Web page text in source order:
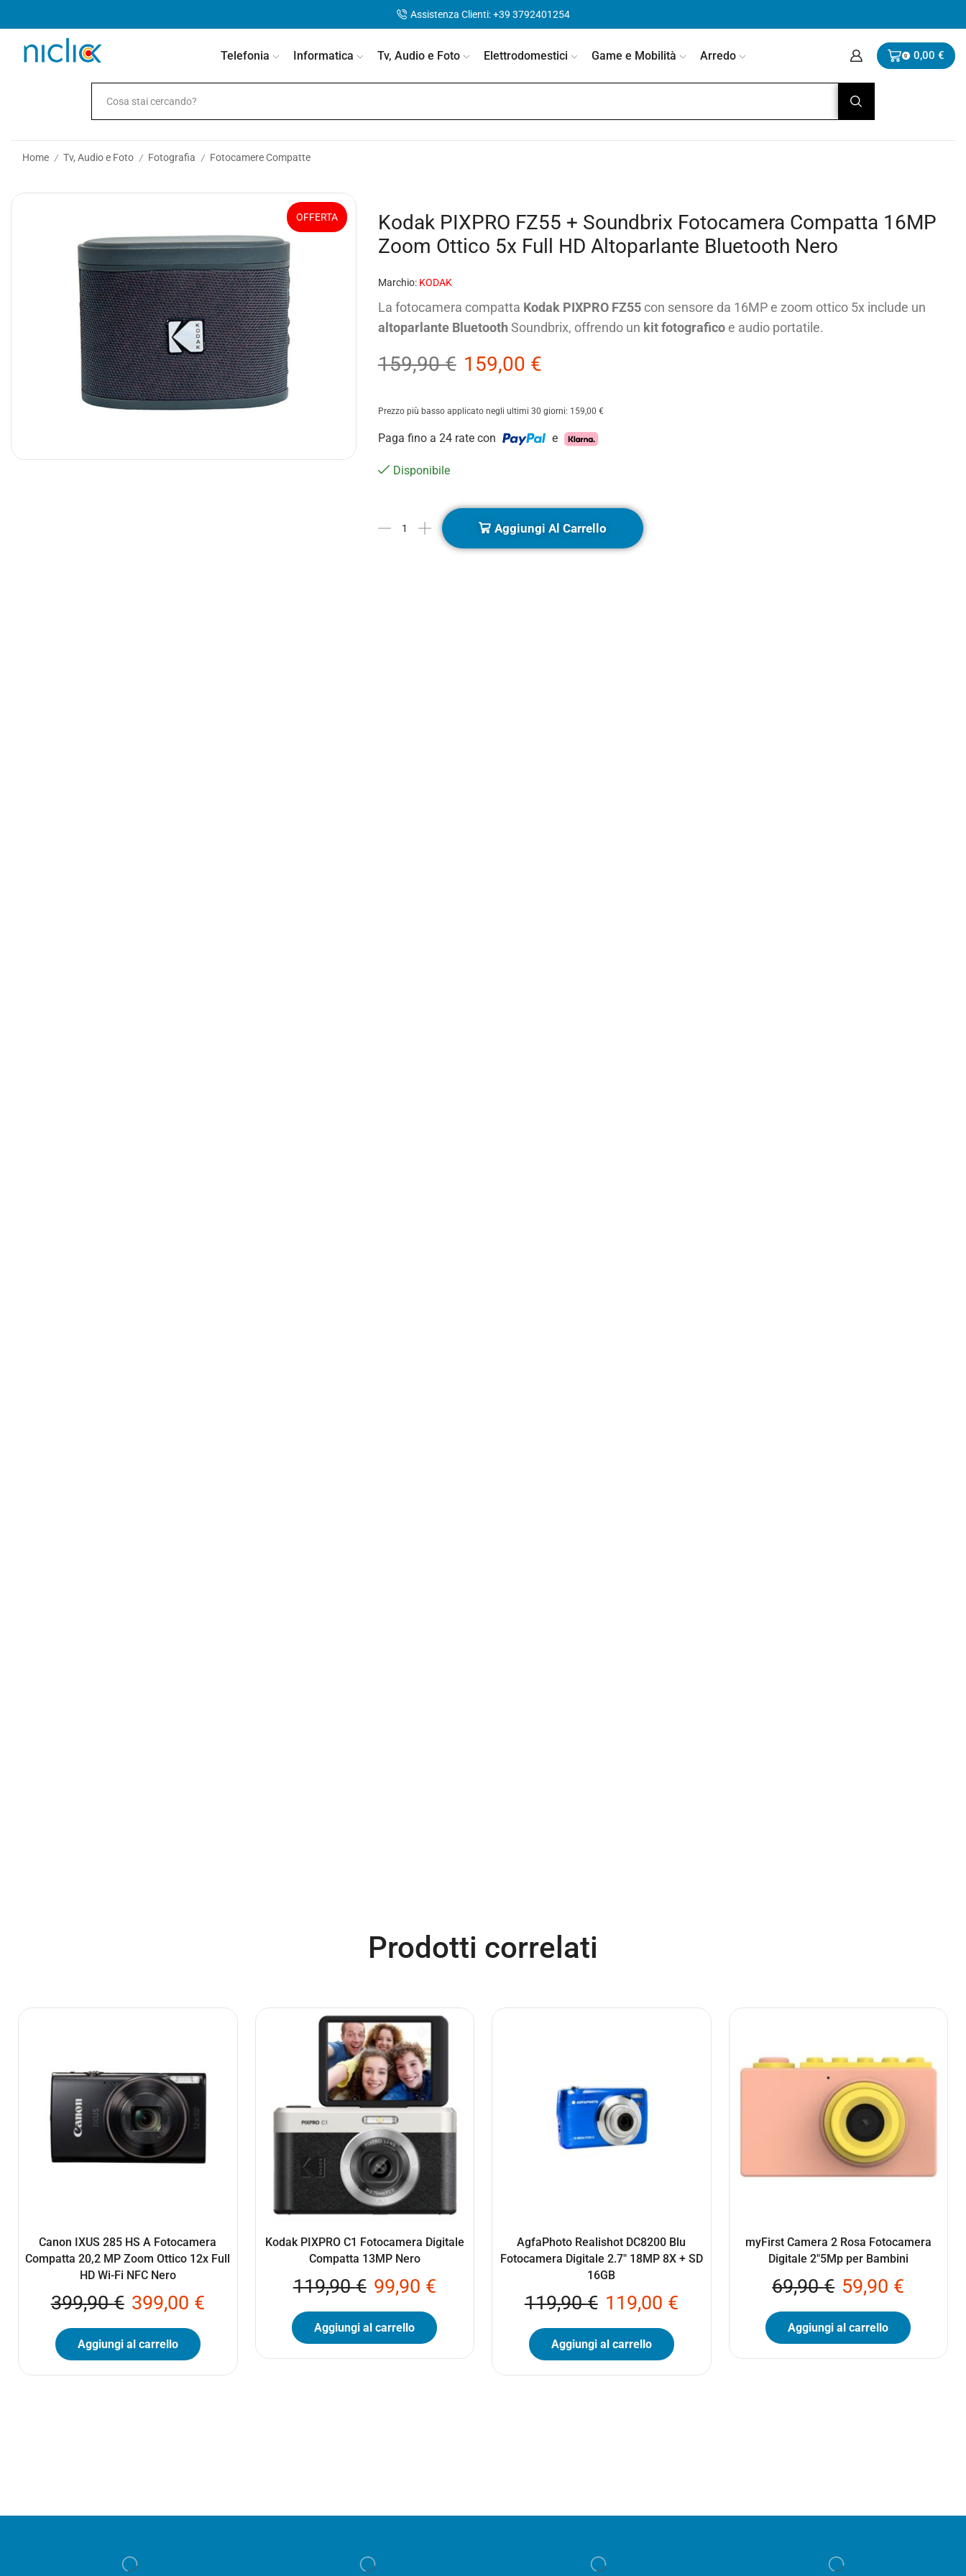
Assistenza Clienti: +39 3792401254
Telefonia Informatica Tv, Audio e Foto Elettrodomestici Game e Mobilità Arredo 0 0,00 €
Home / Tv, Audio e Foto / Fotografia / Fotocamere Compatte
OFFERTA
Kodak PIXPRO FZ55 + Soundbrix Fotocamera Compatta 16MP
Zoom Ottico 5x Full HD Altoparlante Bluetooth Nero
Marchio: KODAK
La fotocamera compatta Kodak PIXPRO FZ55con sensore da 16MP e zoom ottico 5x include un
altoparlante Bluetooth Soundbrix, offrendo un kit fotograficoe audio portatile.
159,90€ 159,00 €
Prezzo più basso applicato negli ultimi 30 giorni: 159,00 €
Paga fino a 24 rate con e
Disponibile
Aggiungi Al Carrello
Prodotti correlati
Canon IXUS 285 HS A Fotocamera
Compatta 20,2 MP Zoom Ottico 12x Full
HD Wi-Fi NFC Nero
399,90€ 399,00 €
Aggiungi al carrello
Kodak PIXPRO C1 Fotocamera Digitale
Compatta 13MP Nero
119,90€ 99,90 €
Aggiungi al carrello
AgfaPhoto Realishot DC8200 Blu
Fotocamera Digitale 2.7″ 18MP 8X + SD
16GB
119,90€ 119,00 €
Aggiungi al carrello
myFirst Camera 2 Rosa Fotocamera
Digitale 2″5Mp per Bambini
69,90€ 59,90 €
Aggiungi al carrello